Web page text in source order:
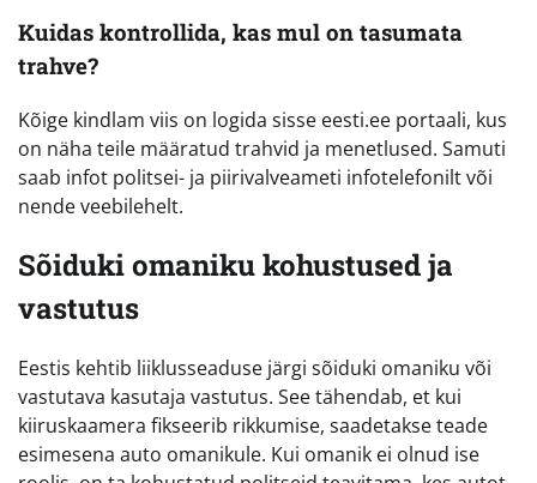
Kuidas kontrollida, kas mul on tasumata
trahve?
Kõige kindlam viis on logida sisse eesti.ee portaali, kus
on näha teile määratud trahvid ja menetlused. Samuti
saab infot politsei- ja piirivalveameti infotelefonilt või
nende veebilehelt.
Sõiduki omaniku kohustused ja
vastutus
Eestis kehtib liiklusseaduse järgi sõiduki omaniku või
vastutava kasutaja vastutus. See tähendab, et kui
kiiruskaamera fikseerib rikkumise, saadetakse teade
esimesena auto omanikule. Kui omanik ei olnud ise